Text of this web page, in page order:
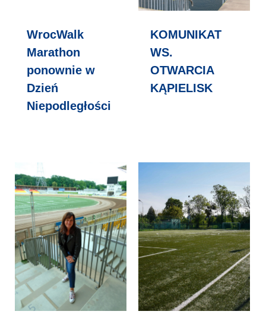
WrocWalk
Marathon
ponownie w
Dzień
Niepodległości
KOMUNIKAT
WS.
OTWARCIA
KĄPIELISK